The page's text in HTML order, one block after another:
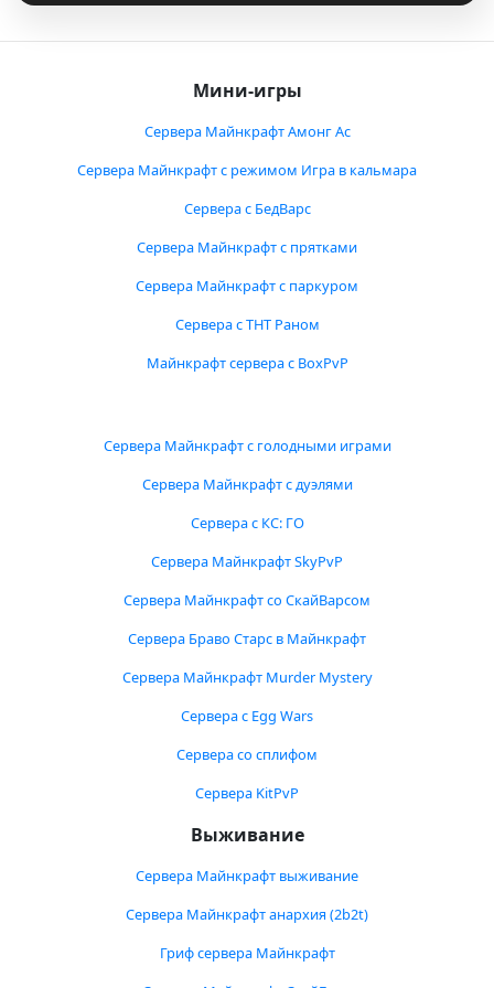
Мини-игры
Сервера Майнкрафт Амонг Ас
Сервера Майнкрафт с режимом Игра в кальмара
Сервера с БедВарс
Сервера Майнкрафт с прятками
Сервера Майнкрафт с паркуром
Сервера с ТНТ Раном
Майнкрафт сервера с BoxPvP
Сервера Майнкрафт с голодными играми
Сервера Майнкрафт с дуэлями
Сервера с КС: ГО
Сервера Майнкрафт SkyPvP
Сервера Майнкрафт со СкайВарсом
Сервера Браво Старс в Майнкрафт
Сервера Майнкрафт Murder Mystery
Сервера с Egg Wars
Сервера со сплифом
Сервера KitPvP
Выживание
Сервера Майнкрафт выживание
Сервера Майнкрафт анархия (2b2t)
Гриф сервера Майнкрафт